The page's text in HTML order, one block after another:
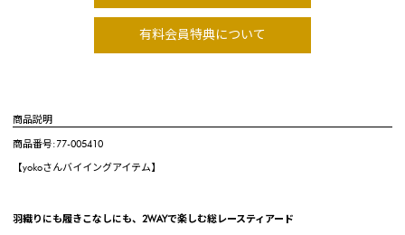
有料会員特典について
商品説明
商品番号:77-005410
【yokoさんバイイングアイテム】
羽織りにも履きこなしにも、2WAYで楽しむ総レースティアード